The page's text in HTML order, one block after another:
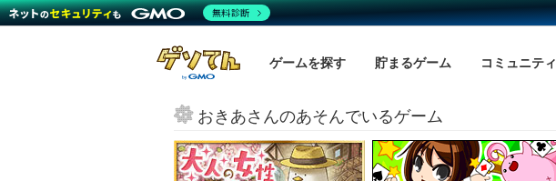
ゲームを探す 貯まるゲーム コミュニティ
おきあさんのあそんでいるゲーム
無料診断